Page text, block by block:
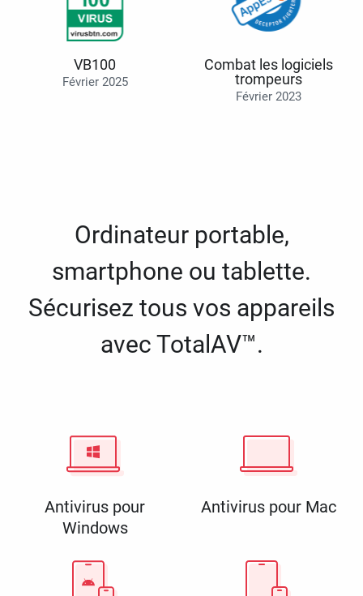
VB100
Février 2025
Combat les logiciels
trompeurs
Février 2023
Ordinateur portable,
smartphone ou tablette.
Sécurisez tous vos appareils
avec TotalAV™.
Antivirus pour
Windows
Antivirus pour Mac